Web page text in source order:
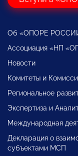
Об «ОПОРЕ
Ассоциация «НП
Новости
Комитеты и
Региональное
Экспертиза и
Международная
Декларация о
субъектами МСП